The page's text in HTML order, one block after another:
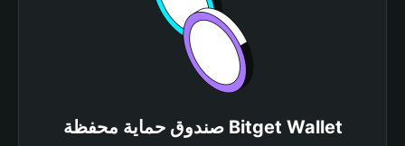
صندوق حماية محفظة Bitget Wallet